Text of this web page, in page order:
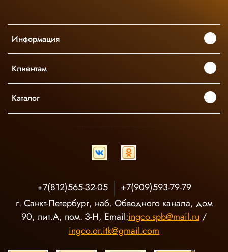
Информация
Клиентам
Каталог
+7(812)565-32-05
+7(909)593-79-79
г. Санкт-Петербург, наб. Обводного канала, дом
90, лит.А, пом. 3-Н, Email:ingco.spb@mail.ru /
ingco.or.itk@gmail.com